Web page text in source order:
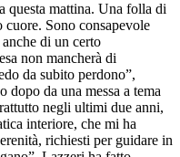
questa mattina. Una folla di
cuore. Sono consapevole
di un certo
non mancherà di
da subito perdono”,
dopo da una messa a tema
negli ultimi due anni,
interiore, che mi ha
richiesti per guidare in